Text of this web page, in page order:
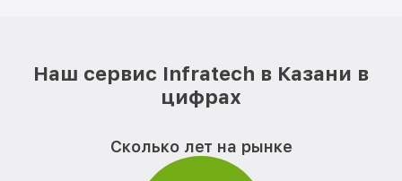
Наш сервис Infratech в Казани в
цифрах
Сколько лет на рынке